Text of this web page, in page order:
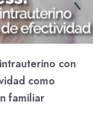
con
como
familiar